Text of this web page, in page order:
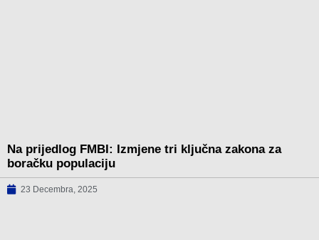
Na prijedlog FMBI: Izmjene tri ključna zakona za
boračku populaciju
23 Decembra, 2025